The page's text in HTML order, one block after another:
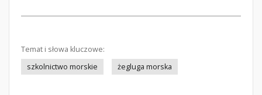
Temat i słowa kluczowe:
szkolnictwo morskie
żegluga morska